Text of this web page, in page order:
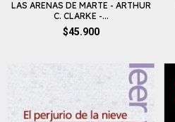
LAS ARENAS DE MARTE - ARTHUR
C. CLARKE -...
$45.900